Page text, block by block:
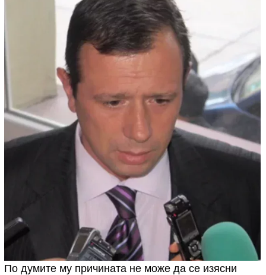
По думите му причината не може да се изясни